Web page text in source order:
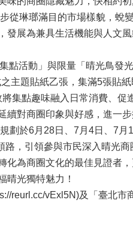
從琳瑯滿目的市場樣貌，蛻
展為兼具生活機能與人文
點活動」與限量「晴光鳥發
主題貼紙乙張，集滿5張貼
集點趣味融入日常消費、促
對商圈印象與好感，進一步
劃於6月28日、7月4日、7月
，引領參與市民深入晴光
為商圈文化的最佳見證者
晴光獨特魅力！
reurl.cc/vExl5N)及「臺北市